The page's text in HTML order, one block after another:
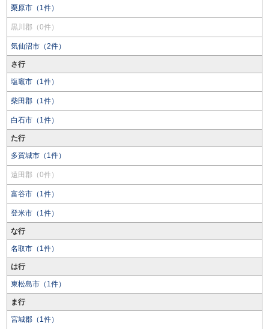
栗原市（1件）
黒川郡（0件）
気仙沼市（2件）
さ行
塩竈市（1件）
柴田郡（1件）
白石市（1件）
た行
多賀城市（1件）
遠田郡（0件）
富谷市（1件）
登米市（1件）
な行
名取市（1件）
は行
東松島市（1件）
ま行
宮城郡（1件）